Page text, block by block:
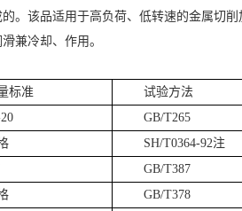
。该品适用于高负荷、低转速的金属切
兼冷却、作用。
标准
试验方法
GB/T265
SH/T0364-92注
GB/T387
GB/T378